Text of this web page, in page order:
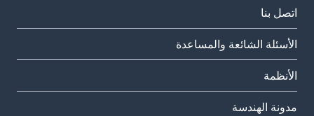
اتصل بنا
الأسئلة الشائعة والمساعدة
الأنظمة
مدونة الهندسة